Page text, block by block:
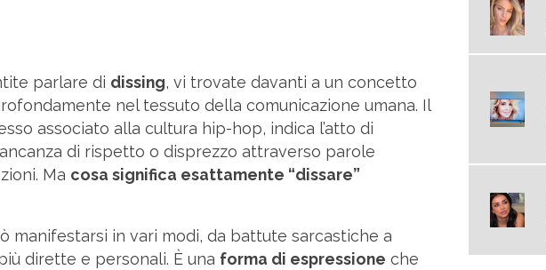
parlare di dissing, vi trovate davanti a un concetto
nel tessuto della comunicazione umana. Il
associato alla cultura hip-hop, indica l’atto di
di rispetto o disprezzo attraverso parole
Ma cosa significa esattamente “dissare”
manifestarsi in vari modi, da battute sarcastiche a
dirette e personali. È una forma di espressione che